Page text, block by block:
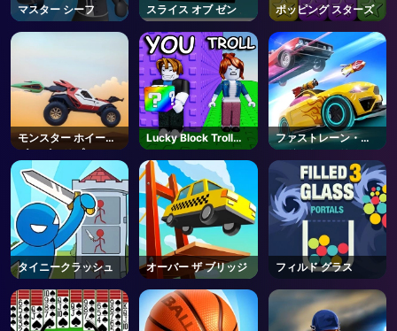
マスター シーフ スライス オブ ゼン ポッピング スターズ
モンスター ホイール
ズ アポカリプス
Lucky Block Troll
Tower - Roblox
ファストレーン・ロ
ード・トゥ・リベン
ジ・マスター
タイニークラッシュ オーバー ザ ブリッジ フィルド グラス